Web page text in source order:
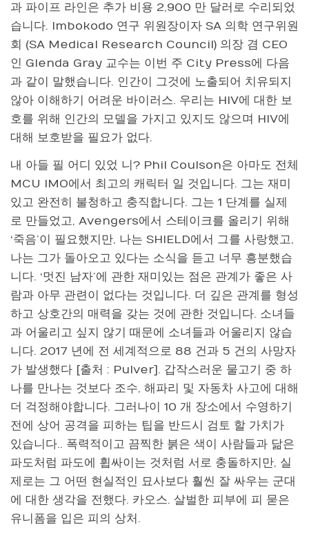
과 파이프 라인은 추가 비용 2,900 만 달러로 수리되었
습니다. Imbokodo 연구 위원장이자 SA 의학 연구위원
회 (SA Medical Research Council) 의장 겸 CEO
인 Glenda Gray 교수는 이번 주 City Press에 다음
과 같이 말했습니다. 인간이 그것에 노출되어 치유되지
않아 이해하기 어려운 바이러스. 우리는 HIV에 대한 보
호를 위해 인간의 모델을 가지고 있지도 않으며 HIV에
대해 보호받을 필요가 없다.
내 아들 필 어디 있었 니? Phil Coulson은 아마도 전체
MCU IMO에서 최고의 캐릭터 일 것입니다. 그는 재미
있고 완전히 불청하고 충직합니다. 그는 1 단계를 실제
로 만들었고, Avengers에서 스테이크를 올리기 위해
‘죽음’이 필요했지만, 나는 SHIELD에서 그를 사랑했고,
나는 그가 돌아오고 있다는 소식을 듣고 너무 흥분했습
니다. ‘멋진 남자’에 관한 재미있는 점은 관계가 좋은 사
람과 아무 관련이 없다는 것입니다. 더 깊은 관계를 형성
하고 상호간의 매력을 갖는 것에 관한 것입니다. 소녀들
과 어울리고 싶지 않기 때문에 소녀들과 어울리지 않습
니다. 2017 년에 전 세계적으로 88 건과 5 건의 사망자
가 발생했다 [출처 : Pulver]. 갑작스러운 물고기 중 하
나를 만나는 것보다 조수, 해파리 및 자동차 사고에 대해
더 걱정해야합니다. 그러나이 10 개 장소에서 수영하기
전에 상어 공격을 피하는 팁을 반드시 검토 할 가치가
있습니다.. 폭력적이고 끔찍한 붉은 색이 사람들과 닮은
파도처럼 파도에 휩싸이는 것처럼 서로 충돌하지만, 실
제로는 그 어떤 현실적인 묘사보다 훨씬 잘 싸우는 군대
에 대한 생각을 전했다. 카오스. 살벌한 피부에 피 묻은
유니폼을 입은 피의 상처.